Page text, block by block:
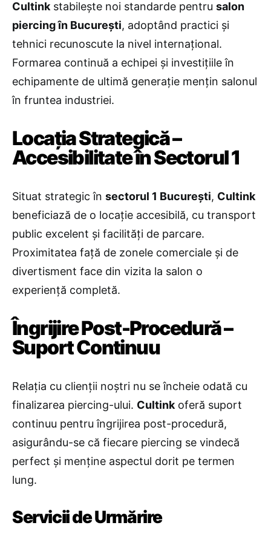
Cultink stabilește noi standarde pentru salon
piercing în București, adoptând practici și
tehnici recunoscute la nivel internațional.
Formarea continuă a echipei și investițiile în
echipamente de ultimă generație mențin salonul
în fruntea industriei.
Locația Strategică –
Accesibilitate în Sectorul 1
Situat strategic în sectorul 1 București, Cultink
beneficiază de o locație accesibilă, cu transport
public excelent și facilități de parcare.
Proximitatea față de zonele comerciale și de
divertisment face din vizita la salon o
experiență completă.
Îngrijire Post-Procedură –
Suport Continuu
Relația cu clienții noștri nu se încheie odată cu
finalizarea piercing-ului. Cultink oferă suport
continuu pentru îngrijirea post-procedură,
asigurându-se că fiecare piercing se vindecă
perfect și menține aspectul dorit pe termen
lung.
Servicii de Urmărire